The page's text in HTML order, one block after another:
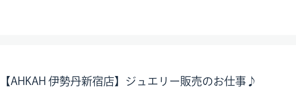
【AHKAH 伊勢丹新宿店】ジュエリー販売のお仕事♪